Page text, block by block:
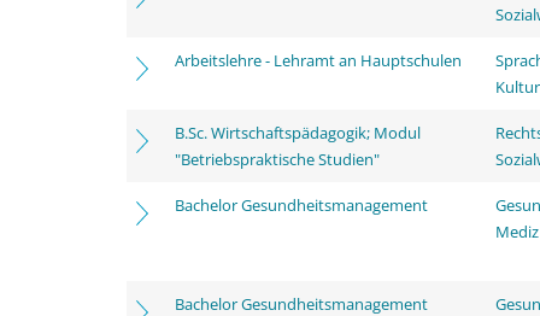
Arbeitslehre - Lehramt an Hauptschulen
B.Sc. Wirtschaftspädagogik; Modul
"Betriebspraktische Studien"
Bachelor Gesundheitsmanagement
Bachelor Gesundheitsmanagement